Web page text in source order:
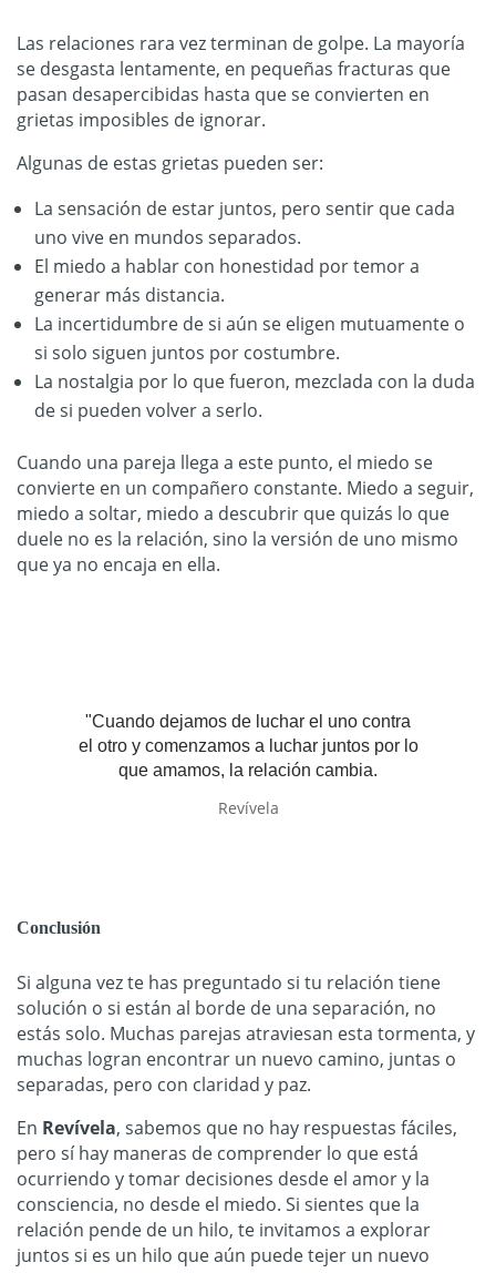
Las relaciones rara vez terminan de golpe. La mayoría
se desgasta lentamente, en pequeñas fracturas que
pasan desapercibidas hasta que se convierten en
grietas imposibles de ignorar.
Algunas de estas grietas pueden ser:
La sensación de estar juntos, pero sentir que cada
uno vive en mundos separados.
El miedo a hablar con honestidad por temor a
generar más distancia.
La incertidumbre de si aún se eligen mutuamente o
si solo siguen juntos por costumbre.
La nostalgia por lo que fueron, mezclada con la duda
de si pueden volver a serlo.
Cuando una pareja llega a este punto, el miedo se
convierte en un compañero constante. Miedo a seguir,
miedo a soltar, miedo a descubrir que quizás lo que
duele no es la relación, sino la versión de uno mismo
que ya no encaja en ella.
"Cuando dejamos de luchar el uno contra
el otro y comenzamos a luchar juntos por lo
que amamos, la relación cambia.
Revívela
Conclusión
Si alguna vez te has preguntado si tu relación tiene
solución o si están al borde de una separación, no
estás solo. Muchas parejas atraviesan esta tormenta, y
muchas logran encontrar un nuevo camino, juntas o
separadas, pero con claridad y paz.
En Revívela, sabemos que no hay respuestas fáciles,
pero sí hay maneras de comprender lo que está
ocurriendo y tomar decisiones desde el amor y la
consciencia, no desde el miedo. Si sientes que la
relación pende de un hilo, te invitamos a explorar
juntos si es un hilo que aún puede tejer un nuevo